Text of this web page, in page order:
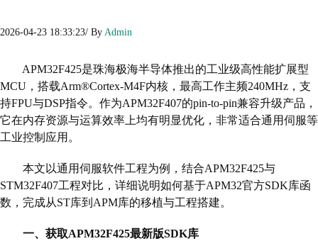
2026-04-23 18:33:23/ By Admin
APM32F425是珠海极海半导体推出的工业级高性能扩展型
MCU，搭载Arm®Cortex‑M4F内核，最高工作主频240MHz，支
持FPU与DSP指令。作为APM32F407的pin‑to‑pin兼容升级产品，
它在内存资源与运算效率上均有明显优化，非常适合通用伺服等
工业控制应用。
本文以通用伺服软件工程为例，结合APM32F425与
STM32F407工程对比，详细说明如何基于APM32官方SDK库函
数，完成从ST库到APM库的移植与工程搭建。
一、获取APM32F425最新版SDK库